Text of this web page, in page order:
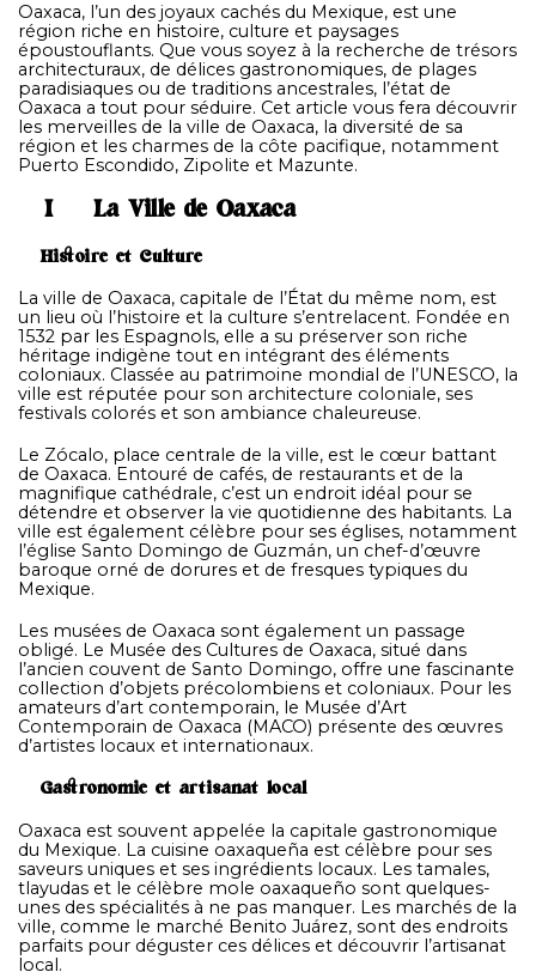
Oaxaca, l’un des joyaux cachés du Mexique, est une
région riche en histoire, culture et paysages
époustouflants. Que vous soyez à la recherche de trésors
architecturaux, de délices gastronomiques, de plages
paradisiaques ou de traditions ancestrales, l’état de
Oaxaca a tout pour séduire. Cet article vous fera découvrir
les merveilles de la ville de Oaxaca, la diversité de sa
région et les charmes de la côte pacifique, notamment
Puerto Escondido, Zipolite et Mazunte.
I – La Ville de Oaxaca
Histoire et Culture
La ville de Oaxaca, capitale de l’État du même nom, est
un lieu où l’histoire et la culture s’entrelacent. Fondée en
1532 par les Espagnols, elle a su préserver son riche
héritage indigène tout en intégrant des éléments
coloniaux. Classée au patrimoine mondial de l’UNESCO, la
ville est réputée pour son architecture coloniale, ses
festivals colorés et son ambiance chaleureuse.
Le Zócalo, place centrale de la ville, est le cœur battant
de Oaxaca. Entouré de cafés, de restaurants et de la
magnifique cathédrale, c’est un endroit idéal pour se
détendre et observer la vie quotidienne des habitants. La
ville est également célèbre pour ses églises, notamment
l’église Santo Domingo de Guzmán, un chef-d’œuvre
baroque orné de dorures et de fresques typiques du
Mexique.
Les musées de Oaxaca sont également un passage
obligé. Le Musée des Cultures de Oaxaca, situé dans
l’ancien couvent de Santo Domingo, offre une fascinante
collection d’objets précolombiens et coloniaux. Pour les
amateurs d’art contemporain, le Musée d’Art
Contemporain de Oaxaca (MACO) présente des œuvres
d’artistes locaux et internationaux.
Gastronomie et artisanat local
Oaxaca est souvent appelée la capitale gastronomique
du Mexique. La cuisine oaxaqueña est célèbre pour ses
saveurs uniques et ses ingrédients locaux. Les tamales,
tlayudas et le célèbre mole oaxaqueño sont quelques-
unes des spécialités à ne pas manquer. Les marchés de la
ville, comme le marché Benito Juárez, sont des endroits
parfaits pour déguster ces délices et découvrir l’artisanat
local.